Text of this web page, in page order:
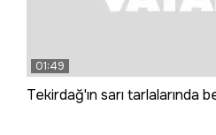
01:49
Tekirdağ'ın sarı tarlalarında